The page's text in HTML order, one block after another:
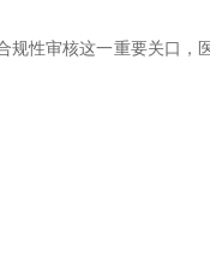
规性审核这一重要关口，